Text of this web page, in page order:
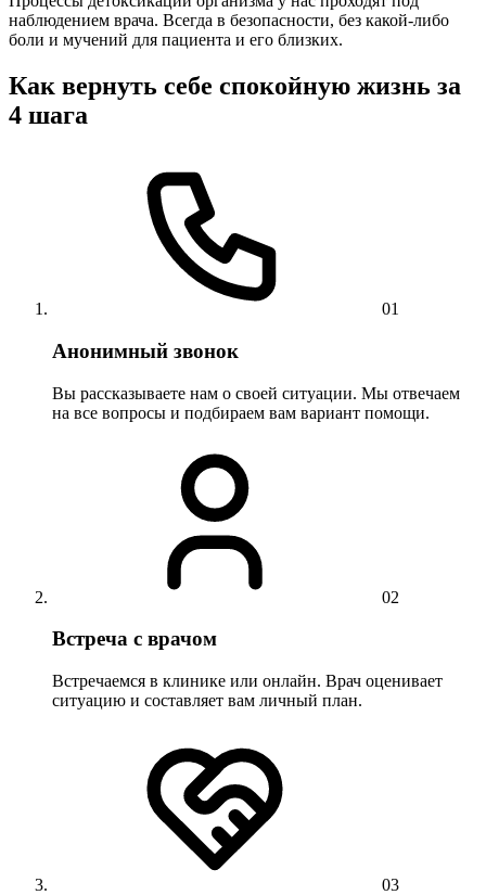
наблюдением врача. Всегда в безопасности, без какой-либо
боли и мучений для пациента и его близких.
Как вернуть себе спокойную жизнь за
4 шага
01
Анонимный звонок
Вы рассказываете нам о своей ситуации. Мы отвечаем
на все вопросы и подбираем вам вариант помощи.
02
Встреча с врачом
Встречаемся в клинике или онлайн. Врач оценивает
ситуацию и составляет вам личный план.
03